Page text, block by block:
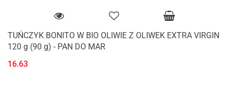
TUŃCZYK BONITO W BIO OLIWIE Z OLIWEK EXTRA VIRGIN
120 g (90 g) - PAN DO MAR
16.63